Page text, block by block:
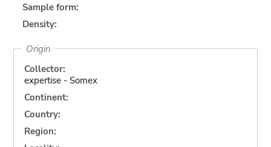
Sample form:
Density:
Origin
Collector:
expertise - Somex
Continent:
Country:
Region: